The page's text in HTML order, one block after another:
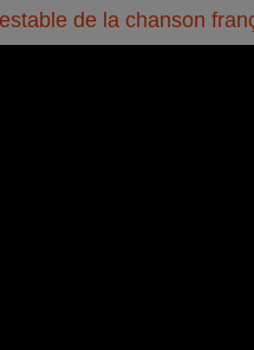
de la chanson